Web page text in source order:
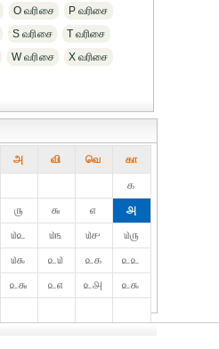
O வரிசை
P வரிசை
S வரிசை
T வரிசை
W வரிசை
X வரிசை
அ வி வெ கா
௧
௫ ௬ ௭
௮
௰௨ ௰௩ ௰௪
௰௫
௰௯ ௨௰ ௨௧
௨௨
௨௬ ௨௭ ௨௮
௨௯